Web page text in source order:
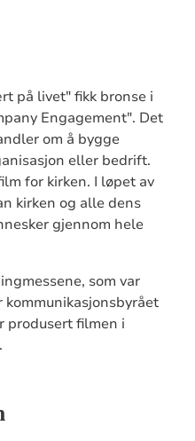
på livet" fikk bronse i
Engagement". Det
om å bygge
eller bedrift.
for kirken. I løpet av
kirken og alle dens
gjennom hele
som var
produsert filmen i